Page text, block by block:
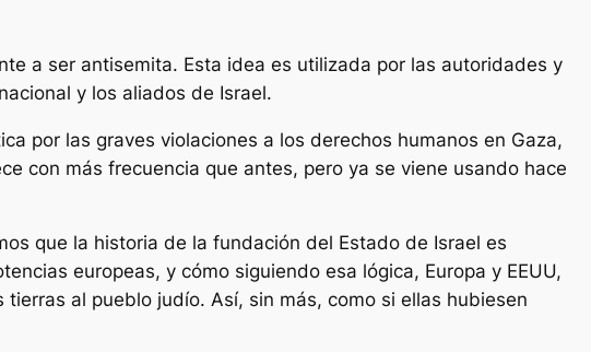
a ser antisemita. Esta idea es utilizada por las autoridades y
y los aliados de Israel.
por las graves violaciones a los derechos humanos en Gaza,
con más frecuencia que antes, pero ya se viene usando hace
que la historia de la fundación del Estado de Israel es
europeas, y cómo siguiendo esa lógica, Europa y EEUU,
al pueblo judío. Así, sin más, como si ellas hubiesen